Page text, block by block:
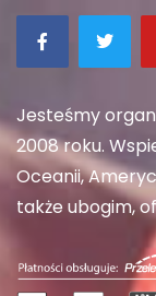
Jesteśmy
2008 roku.
Oceanii,
także ubogim,